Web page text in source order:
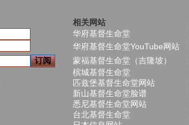
相关网站
华府基督生命堂
华府基督生命堂YouTube网站
蒙福基督生命堂（吉隆坡）
槟城基督生命堂
匹兹堡基督生命堂网站
新山基督生命堂脸谱
悉尼基督生命堂网站
台北基督生命堂